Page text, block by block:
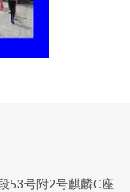
53号附2号麒麟C座